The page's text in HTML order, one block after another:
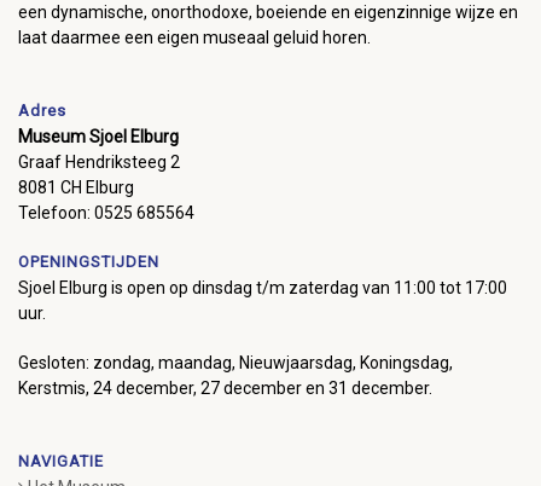
een dynamische, onorthodoxe, boeiende en eigenzinnige wijze en
laat daarmee een eigen museaal geluid horen.
Adres
Museum Sjoel Elburg
Graaf Hendriksteeg 2
8081 CH Elburg
Telefoon: 0525 685564
OPENINGSTIJDEN
Sjoel Elburg is open op dinsdag t/m zaterdag van 11:00 tot 17:00
uur.
Gesloten: zondag, maandag, Nieuwjaarsdag, Koningsdag,
Kerstmis, 24 december, 27 december en 31 december.
NAVIGATIE